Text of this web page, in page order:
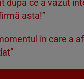
după ce a văzut
asta!”
în care a